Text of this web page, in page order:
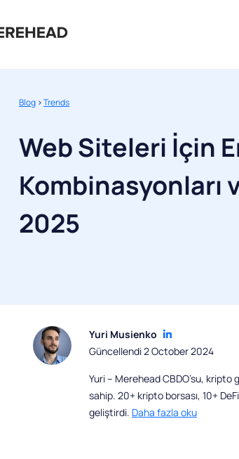
Blog >Trends
Web Siteleri İçin
Kombinasyonları
2025
Yuri Musienko
Güncellendi 2 October 2024
Yuri – Merehead CBDO’su, kripto
sahip. 20+ kripto borsası, 10+
geliştirdi. Daha fazla oku